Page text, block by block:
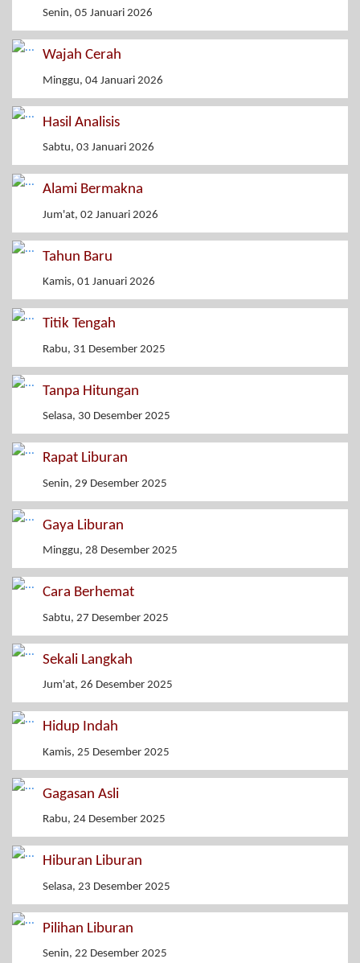
Senin, 05 Januari 2026
Wajah Cerah
Minggu, 04 Januari 2026
Hasil Analisis
Sabtu, 03 Januari 2026
Alami Bermakna
Jum'at, 02 Januari 2026
Tahun Baru
Kamis, 01 Januari 2026
Titik Tengah
Rabu, 31 Desember 2025
Tanpa Hitungan
Selasa, 30 Desember 2025
Rapat Liburan
Senin, 29 Desember 2025
Gaya Liburan
Minggu, 28 Desember 2025
Cara Berhemat
Sabtu, 27 Desember 2025
Sekali Langkah
Jum'at, 26 Desember 2025
Hidup Indah
Kamis, 25 Desember 2025
Gagasan Asli
Rabu, 24 Desember 2025
Hiburan Liburan
Selasa, 23 Desember 2025
Pilihan Liburan
Senin, 22 Desember 2025